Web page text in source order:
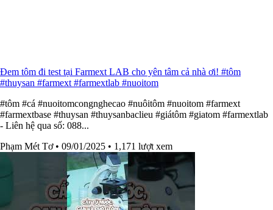
Đem tôm đi test tại Farmext LAB cho yên tâm cả nhà ơi! #tôm
#thuysan #farmext #farmextlab #nuoitom
#tôm #cá #nuoitomcongnghecao #nuôitôm #nuoitom #farmext
#farmextbase #thuysan #thuysanbaclieu #giátôm #giatom #farmextlab
- Liên hệ qua số: 088...
Phạm Mét Tơ • 09/01/2025 • 1,171 lượt xem